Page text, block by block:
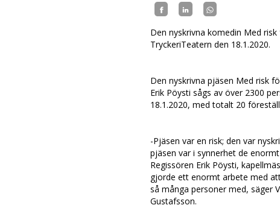
Den nyskrivna komedin Med
TryckeriTeatern den 18.1.2020.
Den nyskrivna pjäsen Med risk
Erik Pöysti sågs av över 2300
18.1.2020, med totalt 20
-Pjäsen var en risk; den var
pjäsen var i synnerhet de
Regissören Erik Pöysti,
gjorde ett enormt arbete med
så många personer med, säger
Gustafsson.